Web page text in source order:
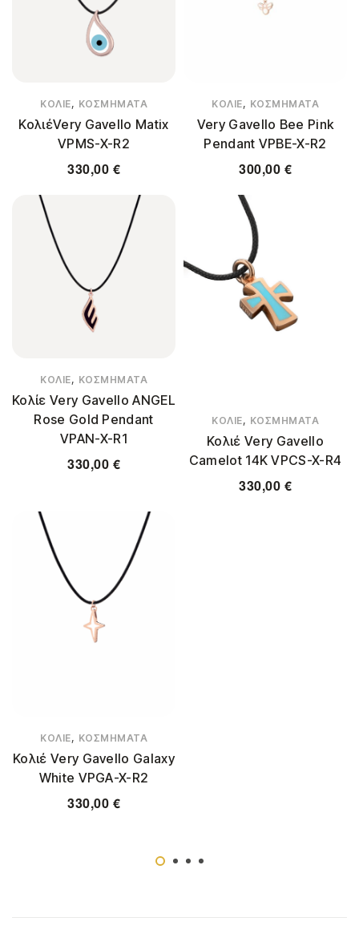
ΚΟΛΙΈ, ΚΟΣΜΉΜΑΤΑ
ΚολιέVery Gavello Matix
VPMS-X-R2
330,00 €
ΚΟΛΙΈ, ΚΟΣΜΉΜΑΤΑ
Very Gavello Bee Pink
Pendant VPBE-X-R2
300,00 €
ΚΟΛΙΈ, ΚΟΣΜΉΜΑΤΑ
Κολίε Very Gavello ANGEL
Rose Gold Pendant
VPAN-X-R1
330,00 €
ΚΟΛΙΈ, ΚΟΣΜΉΜΑΤΑ
Κολιέ Very Gavello
Camelot 14K VPCS-X-R4
330,00 €
ΚΟΛΙΈ, ΚΟΣΜΉΜΑΤΑ
Κολιέ Very Gavello Galaxy
White VPGA-X-R2
330,00 €